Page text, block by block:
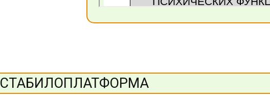
СТАБИЛОПЛАТФОРМА